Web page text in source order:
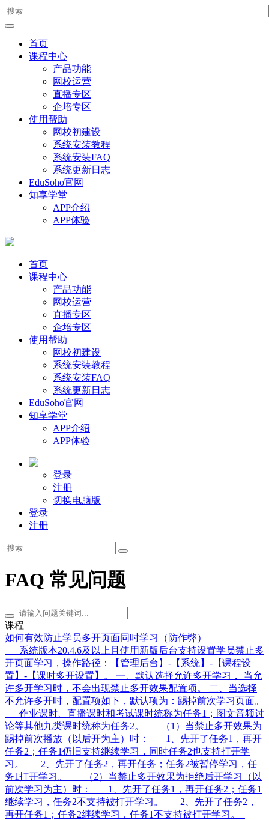
首页
课程中心
产品功能
网校运营
直播专区
企培专区
使用帮助
网校初建设
系统安装教程
系统安装FAQ
系统更新日志
EduSoho官网
知享学堂
APP介绍
APP体验
首页
课程中心
产品功能
网校运营
直播专区
企培专区
使用帮助
网校初建设
系统安装教程
系统安装FAQ
系统更新日志
EduSoho官网
知享学堂
APP介绍
APP体验
登录
注册
切换电脑版
登录
注册
FAQ 常见问题
课程
如何有效防止学员多开页面同时学习（防作弊）
系统版本20.4.6及以上且使用新版后台支持设置学员禁止多
开页面学习，操作路径：【管理后台】-【系统】-【课程设
置】-【课时多开设置】。 一、默认选择允许多开学习， 当允
许多开学习时，不会出现禁止多开效果配置项。 二、当选择
不允许多开时，配置项如下，默认项为：踢掉前次学习页面。
作业课时、直播课时和考试课时统称为任务1；图文音频讨
论等其他九类课时统称为任务2。 （1）当禁止多开效果为
踢掉前次播放（以后开为主）时： 1、先开了任务1，再开
任务2；任务1仍旧支持继续学习，同时任务2也支持打开学
习。 2、先开了任务2，再开任务；任务2被暂停学习，任
务1打开学习。 （2）当禁止多开效果为拒绝后开学习（以
前次学习为主）时： 1、先开了任务1，再开任务2；任务1
继续学习，任务2不支持被打开学习。 2、先开了任务2，
再开任务1；任务2继续学习，任务1不支持被打开学习。